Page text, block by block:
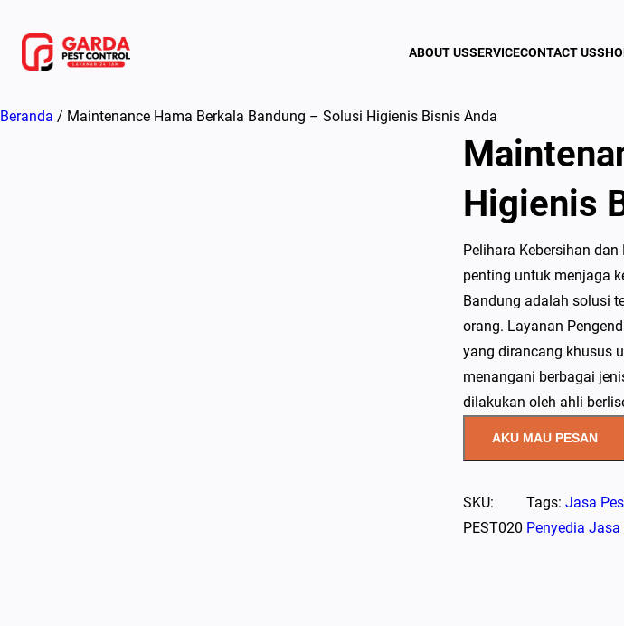
konten
ABOUT USSERVICECONTACT US
Beranda / Maintenance Hama Berkala Bandung – Solusi Higienis Bisnis Anda
Higienis
Pelihara Kebersihan
penting untuk menjaga
Bandung adalah solusi
orang. Layanan
yang dirancang khusus
menangani berbagai
dilakukan oleh ahli
AKU MAU PESAN
SKU:
PEST020
Tags:Jasa
Penyedia